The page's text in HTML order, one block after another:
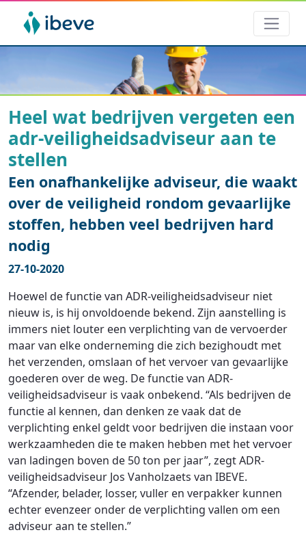
Heel wat bedrijven vergeten een
adr-veiligheidsadviseur aan te
stellen
Een onafhankelijke adviseur, die waakt
over de veiligheid rondom gevaarlijke
stoffen, hebben veel bedrijven hard
nodig
27-10-2020
Hoewel de functie van ADR-veiligheidsadviseur niet
nieuw is, is hij onvoldoende bekend. Zijn aanstelling is
immers niet louter een verplichting van de vervoerder
maar van elke onderneming die zich bezighoudt met
het verzenden, omslaan of het vervoer van gevaarlijke
goederen over de weg. De functie van ADR-
veiligheidsadviseur is vaak onbekend. “Als bedrijven de
functie al kennen, dan denken ze vaak dat de
verplichting enkel geldt voor bedrijven die instaan voor
werkzaamheden die te maken hebben met het vervoer
van ladingen boven de 50 ton per jaar”, zegt ADR-
veiligheidsadviseur Jos Vanholzaets van IBEVE.
“Afzender, belader, losser, vuller en verpakker kunnen
echter evenzeer onder de verplichting vallen om een
adviseur aan te stellen.”